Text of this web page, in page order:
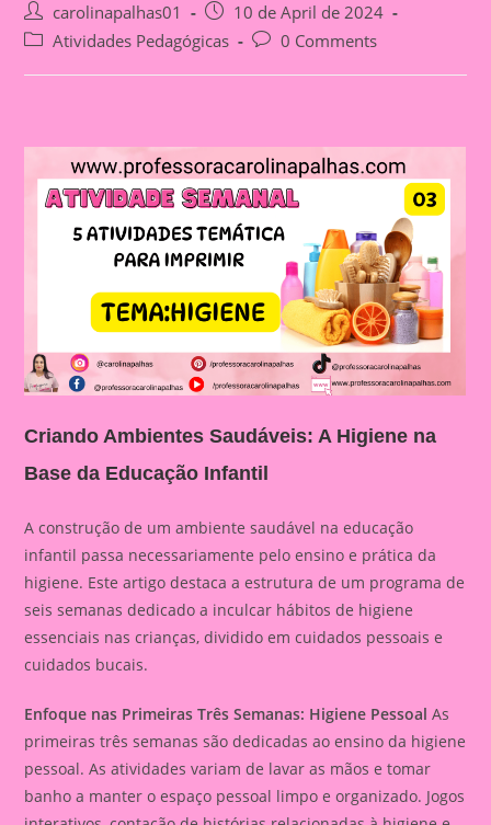
Post
author:
carolinapalhas01
Post
published:
10 de April de 2024
PostAtividades Pedagógicas
Post0 Comments
Criando Ambientes Saudáveis: A Higiene na
Base da Educação Infantil
A construção de um ambiente saudável na educação
infantil passa necessariamente pelo ensino e prática da
higiene. Este artigo destaca a estrutura de um programa de
seis semanas dedicado a inculcar hábitos de higiene
essenciais nas crianças, dividido em cuidados pessoais e
cuidados bucais.
Enfoque nas Primeiras Três Semanas: Higiene Pessoal As
primeiras três semanas são dedicadas ao ensino da higiene
pessoal. As atividades variam de lavar as mãos e tomar
banho a manter o espaço pessoal limpo e organizado. Jogos